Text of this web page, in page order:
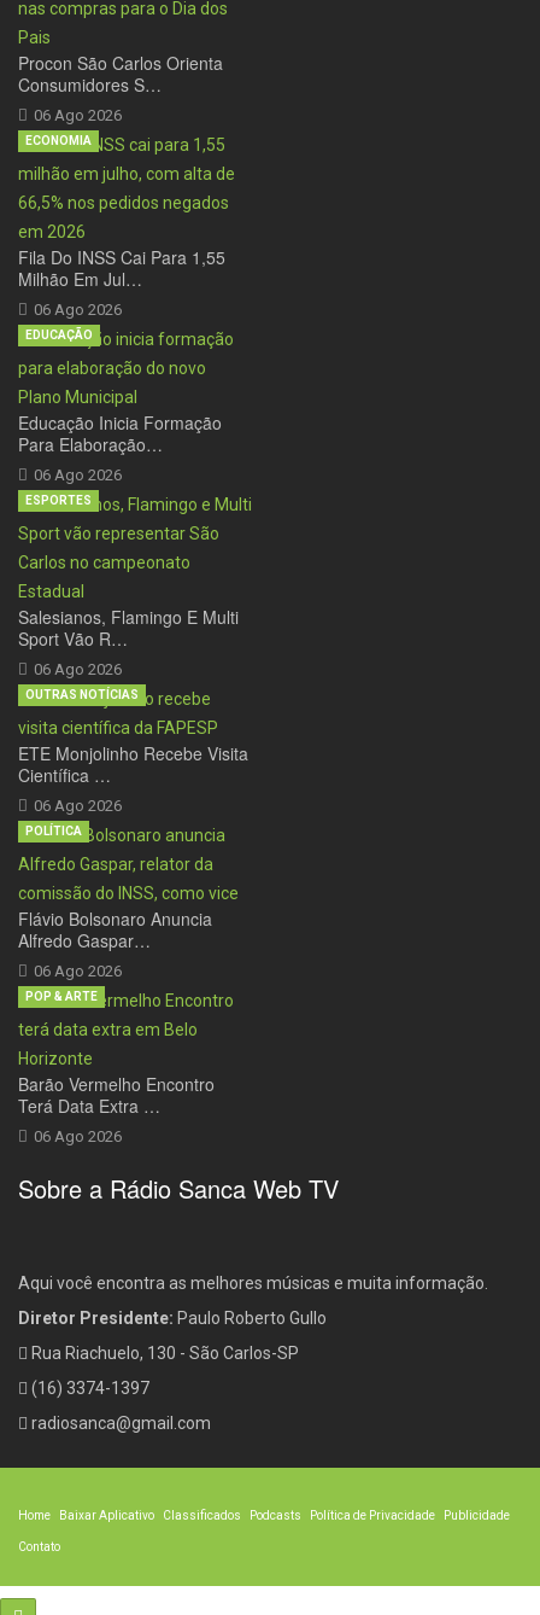
Procon São Carlos Orienta
Consumidores S…
06 Ago 2026
Fila Do INSS Cai Para 1,55
Milhão Em Jul…
06 Ago 2026
ECONOMIA
Educação Inicia Formação
Para Elaboração…
06 Ago 2026
EDUCAÇÃO
Salesianos, Flamingo E Multi
Sport Vão R…
06 Ago 2026
ESPORTES
ETE Monjolinho Recebe Visita
Científica …
06 Ago 2026
OUTRAS NOTÍCIAS
Flávio Bolsonaro Anuncia
Alfredo Gaspar…
06 Ago 2026
POLÍTICA
Barão Vermelho Encontro
Terá Data Extra …
06 Ago 2026
POP & ARTE
Sobre a Rádio Sanca Web TV
Aqui você encontra as melhores músicas e muita informação.
Diretor Presidente: Paulo Roberto Gullo
Rua Riachuelo, 130 - São Carlos-SP
(16) 3374-1397
radiosanca@gmail.com
Home Baixar Aplicativo Classificados Podcasts Política de Privacidade Publicidade
Contato